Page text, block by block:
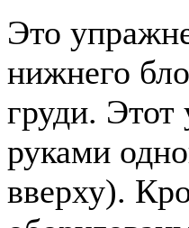
Это
нижнего
груди. Этот
руками
вверху).